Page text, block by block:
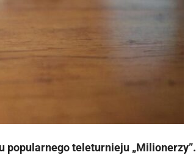
popularnego teleturnieju „Milionerzy”.